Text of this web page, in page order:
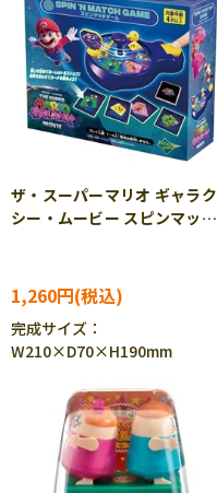
ザ・スーパーマリオ ギャラク
シー・ムービー スピンマッチ
1,260円
完成サイズ：
W210×D70×H190mm